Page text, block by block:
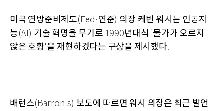
미국 연방준비제도(Fed·연준) 의장 케빈 워시는 인공지
능(AI) 기술 혁명을 무기로 1990년대식 '물가가 오르지
않은 호황'을 재현하겠다는 구상을 제시했다.
배런스(Barron's) 보도에 따르면 워시 의장은 최근 발언